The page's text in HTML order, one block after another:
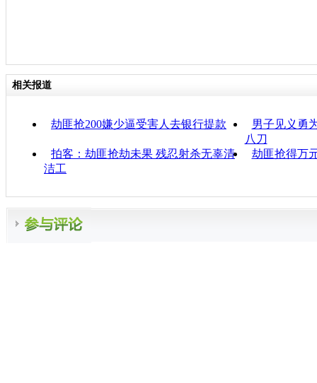
相关报道
劫匪抢200嫌少逼受害人去银行提款
男子见义勇
八刀
拍客：劫匪抢劫未果 残忍射杀无辜清
洁工
劫匪抢得万